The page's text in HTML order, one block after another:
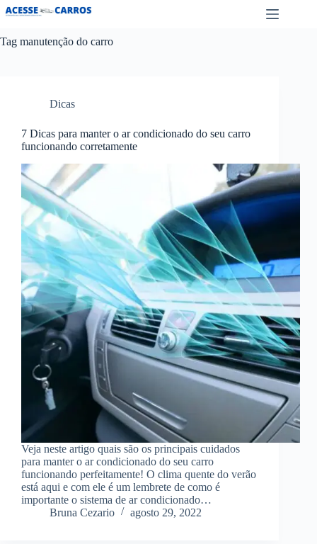
Pular
para
conteúdo
Tag manutenção do carro
Dicas
7 Dicas para manter o ar condicionado do seu carro
funcionando corretamente
Veja neste artigo quais são os principais cuidados
para manter o ar condicionado do seu carro
funcionando perfeitamente! O clima quente do verão
está aqui e com ele é um lembrete de como é
importante o sistema de ar condicionado…
Bruna Cezario
agosto 29, 2022